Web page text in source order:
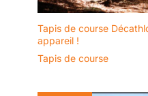
Tapis de course
appareil !
Tapis de course